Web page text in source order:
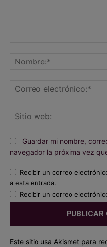
Guardar mi nombre,
navegador la próxima vez
Recibir un correo
a esta entrada.
Recibir un correo
Este sitio usa Akismet para